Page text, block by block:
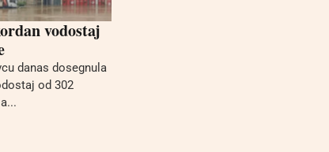
vodostaj
danas dosegnula
od 302